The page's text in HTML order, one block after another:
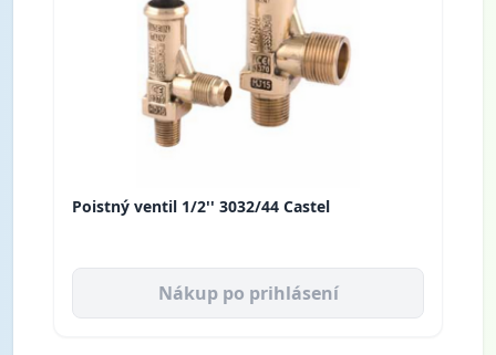
Poistný ventil 1/2'' 3032/44 Castel
Nákup po prihlásení